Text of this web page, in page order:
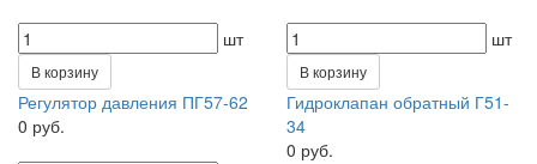
шт
В корзину
шт
В корзину
Регулятор давления ПГ57-62
0 руб.
Гидроклапан обратный Г51-
34
0 руб.